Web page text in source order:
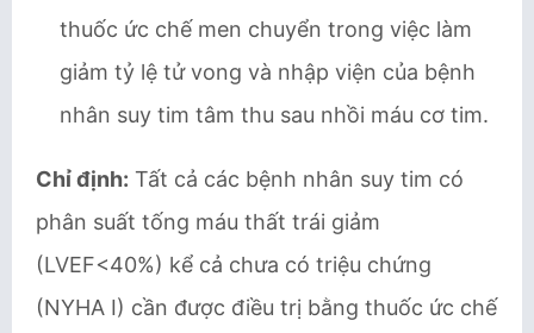
thuốc ức chế men chuyển trong việc làm
giảm tỷ lệ tử vong và nhập viện của bệnh
nhân suy tim tâm thu sau nhồi máu cơ tim.
Chỉ định: Tất cả các bệnh nhân suy tim có
phân suất tống máu thất trái giảm
(LVEF<40%) kể cả chưa có triệu chứng
(NYHA I) cần được điều trị bằng thuốc ức chế